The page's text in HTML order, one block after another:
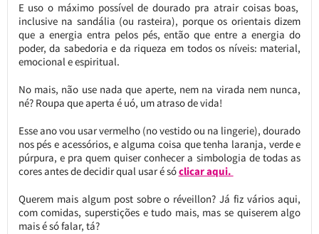
E uso o máximo possível de dourado pra atrair coisas boas,
inclusive na sandália (ou rasteira), porque os orientais dizem
que a energia entra pelos pés, então que entre a energia do
poder, da sabedoria e da riqueza em todos os níveis: material,
emocional e espiritual.
No mais, não use nada que aperte, nem na virada nem nunca,
né? Roupa que aperta é uó, um atraso de vida!
Esse ano vou usar vermelho (no vestido ou na lingerie), dourado
nos pés e acessórios, e alguma coisa que tenha laranja, verde e
púrpura, e pra quem quiser conhecer a simbologia de todas as
cores antes de decidir qual usar é sóclicar aqui.
Querem mais algum post sobre o réveillon? Já fiz vários aqui,
com comidas, superstições e tudo mais, mas se quiserem algo
mais é só falar, tá?